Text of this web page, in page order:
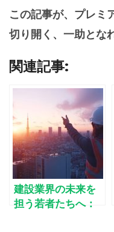
この記事が、プレミ
切り開く、一助とな
関連記事:
建設業界の未来を
担う若者たちへ：